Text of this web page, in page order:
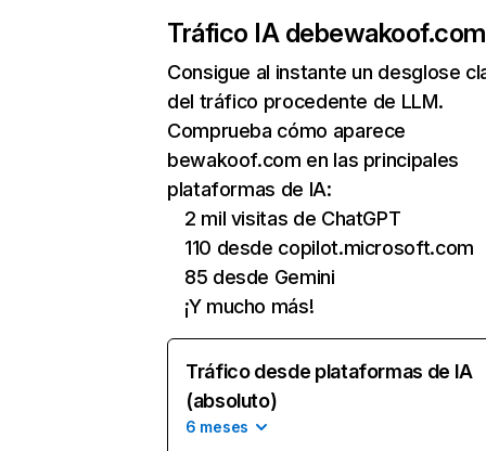
Tráfico IA debewakoof.com
Consigue al instante un desglose
del tráfico procedente de LLM.
Comprueba cómo aparece
bewakoof.com en las principales
plataformas de IA:
2 mil visitas de ChatGPT
110 desde copilot.microsoft.com
85 desde Gemini
¡Y mucho más!
Tráfico desde plataformas de IA
(absoluto)
6 meses